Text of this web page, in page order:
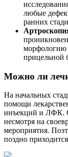
любые
ранних
морфологию
прицельной
Можно ли
На начальных
помощи
инъекций и ЛФК.
несмотря на
мероприятия.
поздно